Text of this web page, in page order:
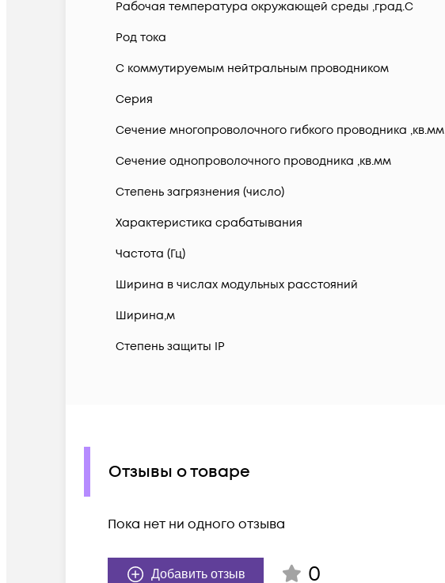
Рабочая температура окружающей среды ,град.C
Род тока
С коммутируемым нейтральным проводником
Серия
Сечение многопроволочного гибкого проводника ,кв.мм
Сечение однопроволочного проводника ,кв.мм
Степень загрязнения (число)
Характеристика срабатывания
Частота (Гц)
Ширина в числах модульных расстояний
Ширина,м
Степень защиты IP
Отзывы о товаре
Пока нет ни одного отзыва
Добавить отзыв 0